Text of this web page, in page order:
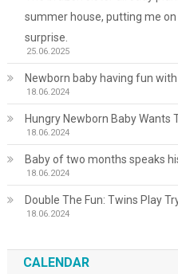
summer house, putting me
surprise.
25.06.2025
Newborn baby having fun
18.06.2024
Hungry Newborn Baby Wants
18.06.2024
Baby of two months speaks
18.06.2024
Double The Fun: Twins Play
18.06.2024
CALENDAR